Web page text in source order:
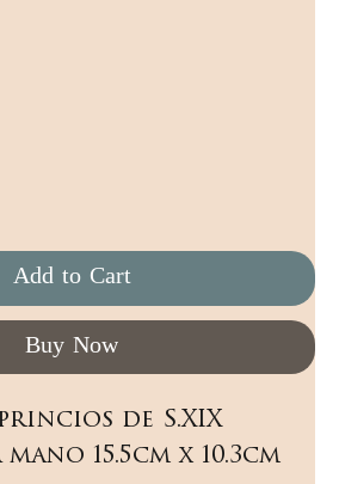
Add to Cart
Buy Now
de S.XIX
15.5cm x 10.3cm